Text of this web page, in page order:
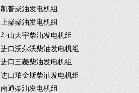
凯普柴油发电机组
上柴柴油发电机组
斗山大宇柴油发电机组
进口沃尔沃柴油发电机组
进口三菱柴油发电机组
进口珀金斯柴油发电机组
南通柴油发电机组